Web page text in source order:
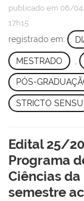
publicado em 06/
17h15
registrado em:
MESTRADO
PÓS-
STRICTO SENSU
Edital 25/
Programa
Ciências
semestre